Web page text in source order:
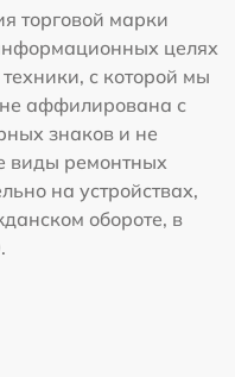
торговой марки
целях
с которой мы
аффилирована с
знаков и не
виды ремонтных
на устройствах,
обороте, в